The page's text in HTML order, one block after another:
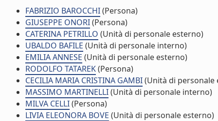
FABRIZIO BAROCCHI(Persona)
GIUSEPPE ONORI(Persona)
CATERINA PETRILLO (Unità di personale esterno)
UBALDO BAFILE (Unità di personale interno)
EMILIA ANNESE (Unità di personale esterno)
RODOLFO TATAREK(Persona)
CECILIA MARIA CRISTINA GAMBI(Unità di personale
MASSIMO MARTINELLI(Unità di personale interno)
MILVA CELLI(Persona)
LIVIA ELEONORA BOVE (Unità di personale esterno)